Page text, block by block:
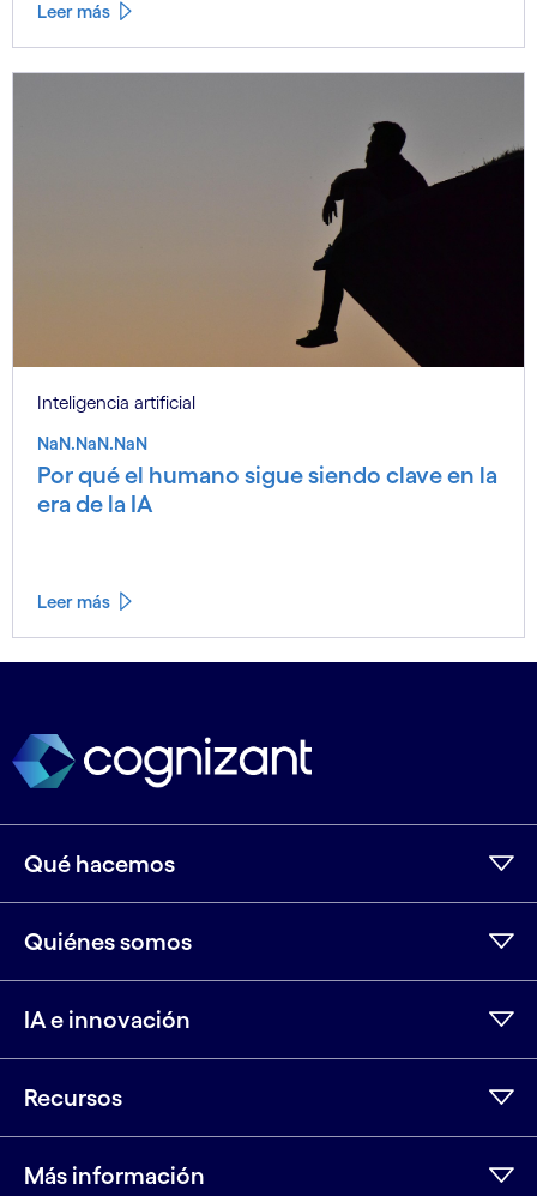
Leer más
Inteligencia artificial
NaN.NaN.NaN
Por qué el humano sigue siendo clave en la
era de la IA
Leer más
Qué hacemos
Quiénes somos
IA e innovación
Recursos
Más información